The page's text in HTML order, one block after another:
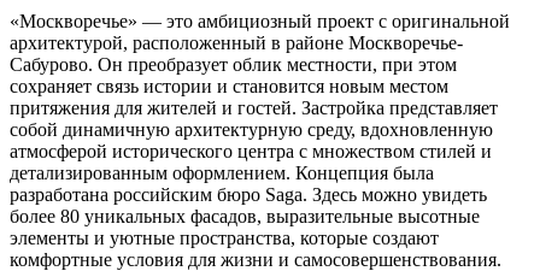
«Москворечье» — это амбициозный проект с оригинальной
архитектурой, расположенный в районе Москворечье-
Сабурово. Он преобразует облик местности, при этом
сохраняет связь истории и становится новым местом
притяжения для жителей и гостей. Застройка представляет
собой динамичную архитектурную среду, вдохновленную
атмосферой исторического центра с множеством стилей и
детализированным оформлением. Концепция была
разработана российским бюро Saga. Здесь можно увидеть
более 80 уникальных фасадов, выразительные высотные
элементы и уютные пространства, которые создают
комфортные условия для жизни и самосовершенствования.